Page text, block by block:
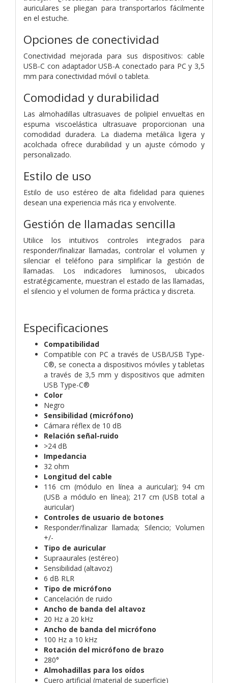
auriculares se pliegan para transportarlos fácilmente
en el estuche.
Opciones de conectividad
Conectividad mejorada para sus dispositivos: cable
USB-C con adaptador USB-A conectado para PC y 3,5
mm para conectividad móvil o tableta.
Comodidad y durabilidad
Las almohadillas ultrasuaves de polipiel envueltas en
espuma viscoelástica ultrasuave proporcionan una
comodidad duradera. La diadema metálica ligera y
acolchada ofrece durabilidad y un ajuste cómodo y
personalizado.
Estilo de uso
Estilo de uso estéreo de alta fidelidad para quienes
desean una experiencia más rica y envolvente.
Gestión de llamadas sencilla
Utilice los intuitivos controles integrados para
responder/finalizar llamadas, controlar el volumen y
silenciar el teléfono para simplificar la gestión de
llamadas. Los indicadores luminosos, ubicados
estratégicamente, muestran el estado de las llamadas,
el silencio y el volumen de forma práctica y discreta.
Especificaciones
Compatibilidad
Compatible con PC a través de USB/USB Type-
C®, se conecta a dispositivos móviles y tabletas
a través de 3,5 mm y dispositivos que admiten
USB Type-C®
Color
Negro
Sensibilidad (micrófono)
Cámara réflex de 10 dB
Relación señal-ruido
>24 dB
Impedancia
32 ohm
Longitud del cable
116 cm (módulo en línea a auricular); 94 cm
(USB a módulo en línea); 217 cm (USB total a
auricular)
Controles de usuario de botones
Responder/finalizar llamada; Silencio; Volumen
+/-
Tipo de auricular
Supraaurales (estéreo)
Sensibilidad (altavoz)
6 dB RLR
Tipo de micrófono
Cancelación de ruido
Ancho de banda del altavoz
20 Hz a 20 kHz
Ancho de banda del micrófono
100 Hz a 10 kHz
Rotación del micrófono de brazo
280°
Almohadillas para los oídos
Cuero artificial (material de superficie)